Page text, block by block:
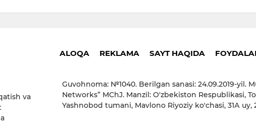
va
ALOQA REKLAMA SAYT HAQIDA
Guvohnoma: №1040. Berilgan sanasi: 24.09.2019-yil.
Networks” MChJ. Manzil: O'zbekiston Respublikasi,
Yashnobod tumani, Mavlono Riyoziy ko'chasi, 31А uy,